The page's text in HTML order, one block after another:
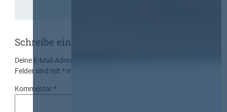
Schreibe einen Kommentar
Deine E-Mail-Adresse wird nicht veröffentlicht.
Felder sind mit* markiert
Kommentar*